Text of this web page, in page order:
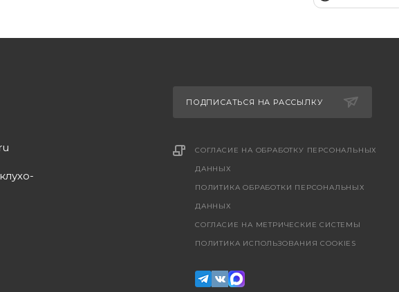
ПОДПИСАТЬСЯ НА РАССЫЛКУ
СОГЛАСИЕ НА ОБРАБОТКУ ПЕРСОНАЛЬНЫХ
ДАННЫХ
ПОЛИТИКА ОБРАБОТКИ ПЕРСОНАЛЬНЫХ
ДАННЫХ
CОГЛАСИЕ НА МЕТРИЧЕСКИЕ СИСТЕМЫ
ПОЛИТИКА ИСПОЛЬЗОВАНИЯ COOKIES